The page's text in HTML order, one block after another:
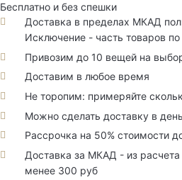
Бесплатно и без спешки
Доставка в пределах МКАД
Исключение - часть товаров
Привозим до 10 вещей на
Доставим в любое время
Не торопим: примеряйте
Можно сделать доставку в
Рассрочка на 50% стоимости
Доставка за МКАД - из
менее 300 руб